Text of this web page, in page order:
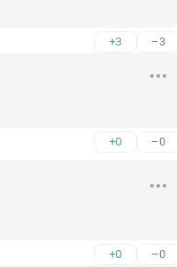
+3 –3
+0 –0
+0 –0